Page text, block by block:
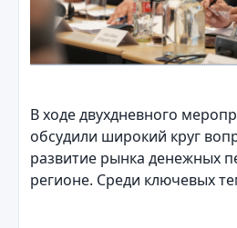
В ходе двухдневного
обсудили широкий круг
развитие рынка денежных
регионе. Среди ключевых